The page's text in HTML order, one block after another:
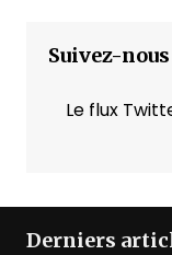
Suivez-nous
Le flux
Derniers